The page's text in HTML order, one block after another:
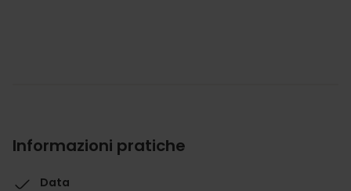
Informazioni pratiche
Data